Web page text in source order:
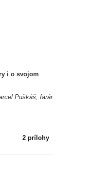
i o svojom
Puškáš, farár
2 prílohy